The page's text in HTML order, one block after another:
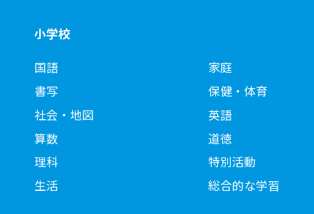
小学校
国語
書写
社会・地図
算数
理科
生活
家庭
保健・体育
英語
道徳
特別活動
総合的な学習